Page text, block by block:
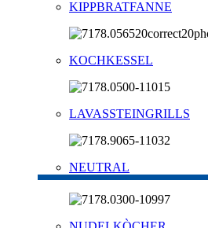
KIPPBRATFANNE
KOCHKESSEL
LAVASSTEINGRILLS
NEUTRAL